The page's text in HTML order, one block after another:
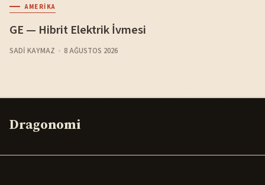
AMERIKA
GE — Hibrit Elektrik İvmesi
SADI KAYMAZ 8 AĞUSTOS 2026
Dragonomi